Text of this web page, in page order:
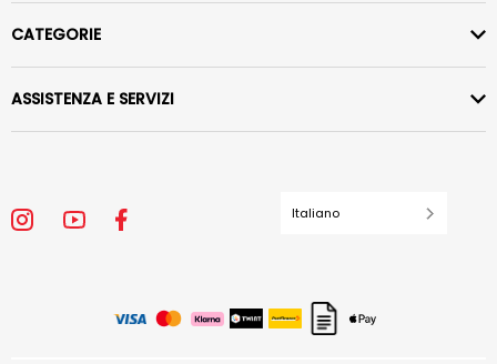
CATEGORIE
ASSISTENZA E SERVIZI
Italiano